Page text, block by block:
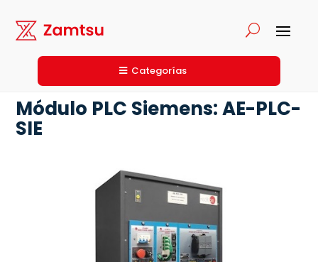
Categorías
Módulo PLC Siemens: AE-PLC-
SIE